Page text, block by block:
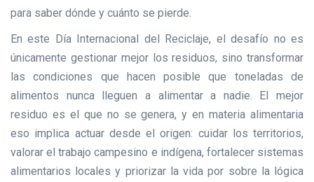
para saber dónde y cuánto se pierde.
En este Día Internacional del Reciclaje, el desafío no es
únicamente gestionar mejor los residuos, sino transformar
las condiciones que hacen posible que toneladas de
alimentos nunca lleguen a alimentar a nadie. El mejor
residuo es el que no se genera, y en materia alimentaria
eso implica actuar desde el origen: cuidar los territorios,
valorar el trabajo campesino e indígena, fortalecer sistemas
alimentarios locales y priorizar la vida por sobre la lógica